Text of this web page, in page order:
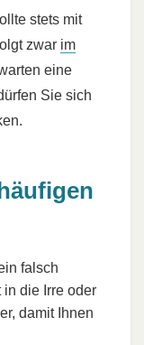
stets mit
zwar im
eine
Sie sich
falsch
in die Irre oder
damit Ihnen